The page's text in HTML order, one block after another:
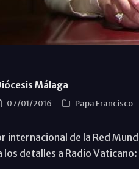
Málaga
07/01/2016 Papa Francisco
internacional de la Red
los detalles a Radio Vaticano: